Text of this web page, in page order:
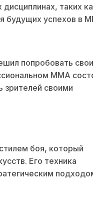
таких
будущих успехов в
попробовать
ММА
зрителей своими
боя, который
Его техника